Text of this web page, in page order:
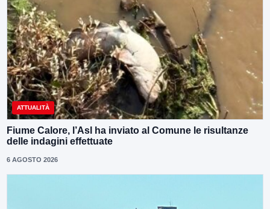
ATTUALITÀ
Fiume Calore, l’Asl ha inviato al Comune le risultanze
delle indagini effettuate
6 AGOSTO 2026